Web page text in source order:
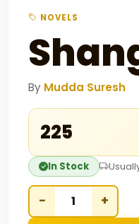
NOVELS
By Mudda Suresh
₹225
In Stock
− +